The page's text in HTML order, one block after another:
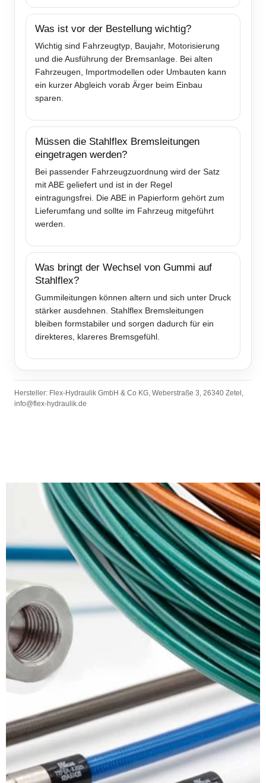
Was ist vor der Bestellung wichtig?
Wichtig sind Fahrzeugtyp, Baujahr, Motorisierung
und die Ausführung der Bremsanlage. Bei alten
Fahrzeugen, Importmodellen oder Umbauten kann
ein kurzer Abgleich vorab Ärger beim Einbau
sparen.
Müssen die Stahlflex Bremsleitungen
eingetragen werden?
Bei passender Fahrzeugzuordnung wird der Satz
mit ABE geliefert und ist in der Regel
eintragungsfrei. Die ABE in Papierform gehört zum
Lieferumfang und sollte im Fahrzeug mitgeführt
werden.
Was bringt der Wechsel von Gummi auf
Stahlflex?
Gummileitungen können altern und sich unter Druck
stärker ausdehnen. Stahlflex Bremsleitungen
bleiben formstabiler und sorgen dadurch für ein
direkteres, klareres Bremsgefühl.
Hersteller: Flex-Hydraulik GmbH & Co KG, Weberstraße 3, 26340 Zetel,
info@flex-hydraulik.de